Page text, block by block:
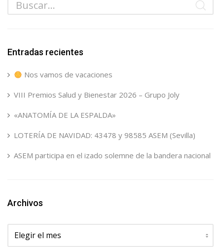
Entradas recientes
Nos vamos de vacaciones
VIII Premios Salud y Bienestar 2026 – Grupo Joly
«ANATOMÍA DE LA ESPALDA»
LOTERÍA DE NAVIDAD: 43478 y 98585 ASEM (Sevilla)
ASEM participa en el izado solemne de la bandera nacional
Archivos
Archivos